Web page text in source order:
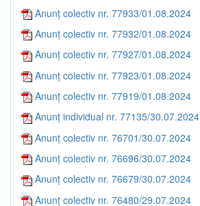
Anunț colectiv nr. 77933/01.08.2024
Anunț colectiv nr. 77932/01.08.2024
Anunț colectiv nr. 77927/01.08.2024
Anunț colectiv nr. 77923/01.08.2024
Anunț colectiv nr. 77919/01.08.2024
Anunț individual nr. 77135/30.07.2024
Anunț colectiv nr. 76701/30.07.2024
Anunț colectiv nr. 76696/30.07.2024
Anunț colectiv nr. 76679/30.07.2024
Anunț colectiv nr. 76480/29.07.2024